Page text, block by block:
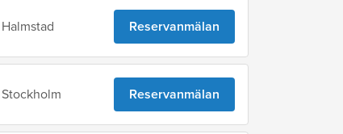
Halmstad Reservanmälan
Stockholm Reservanmälan